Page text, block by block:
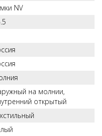
NV
на молнии,
открытый